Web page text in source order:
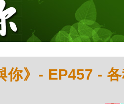
你》- EP457 -